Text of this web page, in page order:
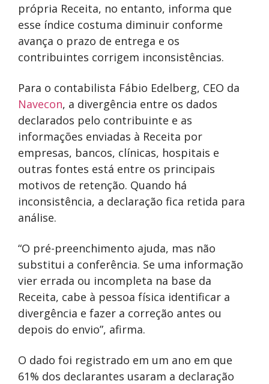
própria Receita, no entanto, informa que
esse índice costuma diminuir conforme
avança o prazo de entrega e os
contribuintes corrigem inconsistências.
Para o contabilista Fábio Edelberg, CEO da
Navecon, a divergência entre os dados
declarados pelo contribuinte e as
informações enviadas à Receita por
empresas, bancos, clínicas, hospitais e
outras fontes está entre os principais
motivos de retenção. Quando há
inconsistência, a declaração fica retida para
análise.
“O pré-preenchimento ajuda, mas não
substitui a conferência. Se uma informação
vier errada ou incompleta na base da
Receita, cabe à pessoa física identificar a
divergência e fazer a correção antes ou
depois do envio”, afirma.
O dado foi registrado em um ano em que
61% dos declarantes usaram a declaração